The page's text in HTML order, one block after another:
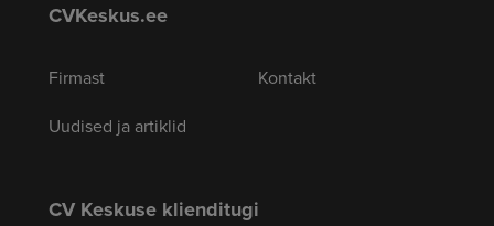
CVKeskus.ee
Firmast
Uudised ja artiklid
Kontakt
CV Keskuse klienditugi